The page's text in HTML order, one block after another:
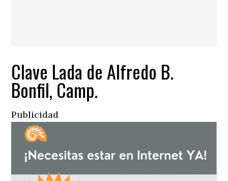
Clave Lada de Alfredo B.
Bonfil, Camp.
Publicidad